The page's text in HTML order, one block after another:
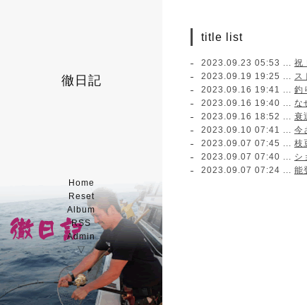
徹日記
Home
Reset
Album
RSS
Admin
▽
title list
2023.09.23 05:53 ... 祝
2023.09.19 19:25 ... ス
2023.09.16 19:41 ... 釣
2023.09.16 19:40 ... な
2023.09.16 18:52 ... 衰
2023.09.10 07:41 ... 今
2023.09.07 07:45 ... 枝
2023.09.07 07:40 ... シ
2023.09.07 07:24 ... 能